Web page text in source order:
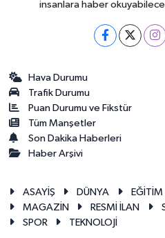
insanlara haber
Hava Durumu
Trafik Durumu
Puan Durumu ve Fikstür
Tüm Manşetler
Son Dakika Haberleri
Haber Arşivi
ASAYİŞ DÜNYA EĞİTİM
MAGAZİN
RESMİ İLAN
SPOR
TEKNOLOJİ